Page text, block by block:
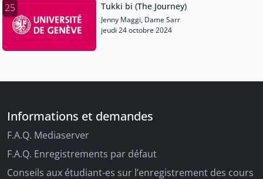
25 Tukki bi (The Journey)
Jenny Maggi, Dame Sarr
jeudi 24 octobre 2024
Informations et demandes
F.A.Q. Mediaserver
F.A.Q. Enregistrements par défaut
Conseils aux étudiant-es sur l’enregistrement des cours